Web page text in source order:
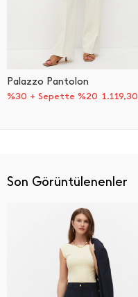
Palazzo Pantolon
%30 + Sepette %20 1.119,30
Son Görüntülenenler